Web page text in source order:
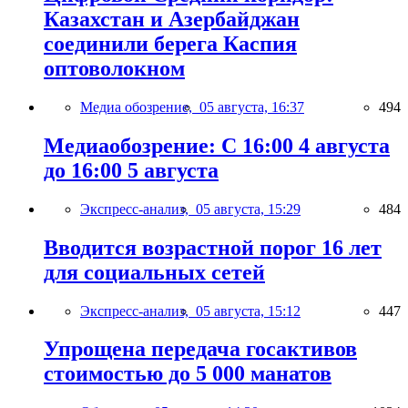
Казахстан и Азербайджан
соединили берега Каспия
оптоволокном
Медиа обозрение, 05 августа, 16:37 494
Медиаобозрение: С 16:00 4 августа
до 16:00 5 августа
Экспресс-анализ, 05 августа, 15:29 484
Вводится возрастной порог 16 лет
для социальных сетей
Экспресс-анализ, 05 августа, 15:12 447
Упрощена передача госактивов
стоимостью до 5 000 манатов